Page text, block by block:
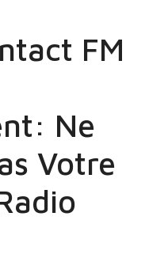
FM
Ne
Votre